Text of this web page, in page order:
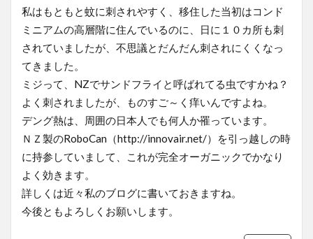
私はもともと蚊に刺されやすく、移住した当初はコンド
ミニアムの高層階に住んでいるのに、日に１０カ所も刺
されていましたが、不思議とだんだん刺されにくくなっ
てきました。
ミジって、NZでサンドフライと呼ばれてる虫ですかね？
よく刺されましたが、ものすご～く痒いんですよね。
デング熱は、周囲の日本人でも何人か罹っています。
ＮＺ製のRoboCan（http://innovair.net/）を引っ越しの時
に持参していまして、これが完全オーガニックでかなり
よく効きます。
詳しくは近々私のブログに書いておきますね。
今後ともよろしくお願いします。